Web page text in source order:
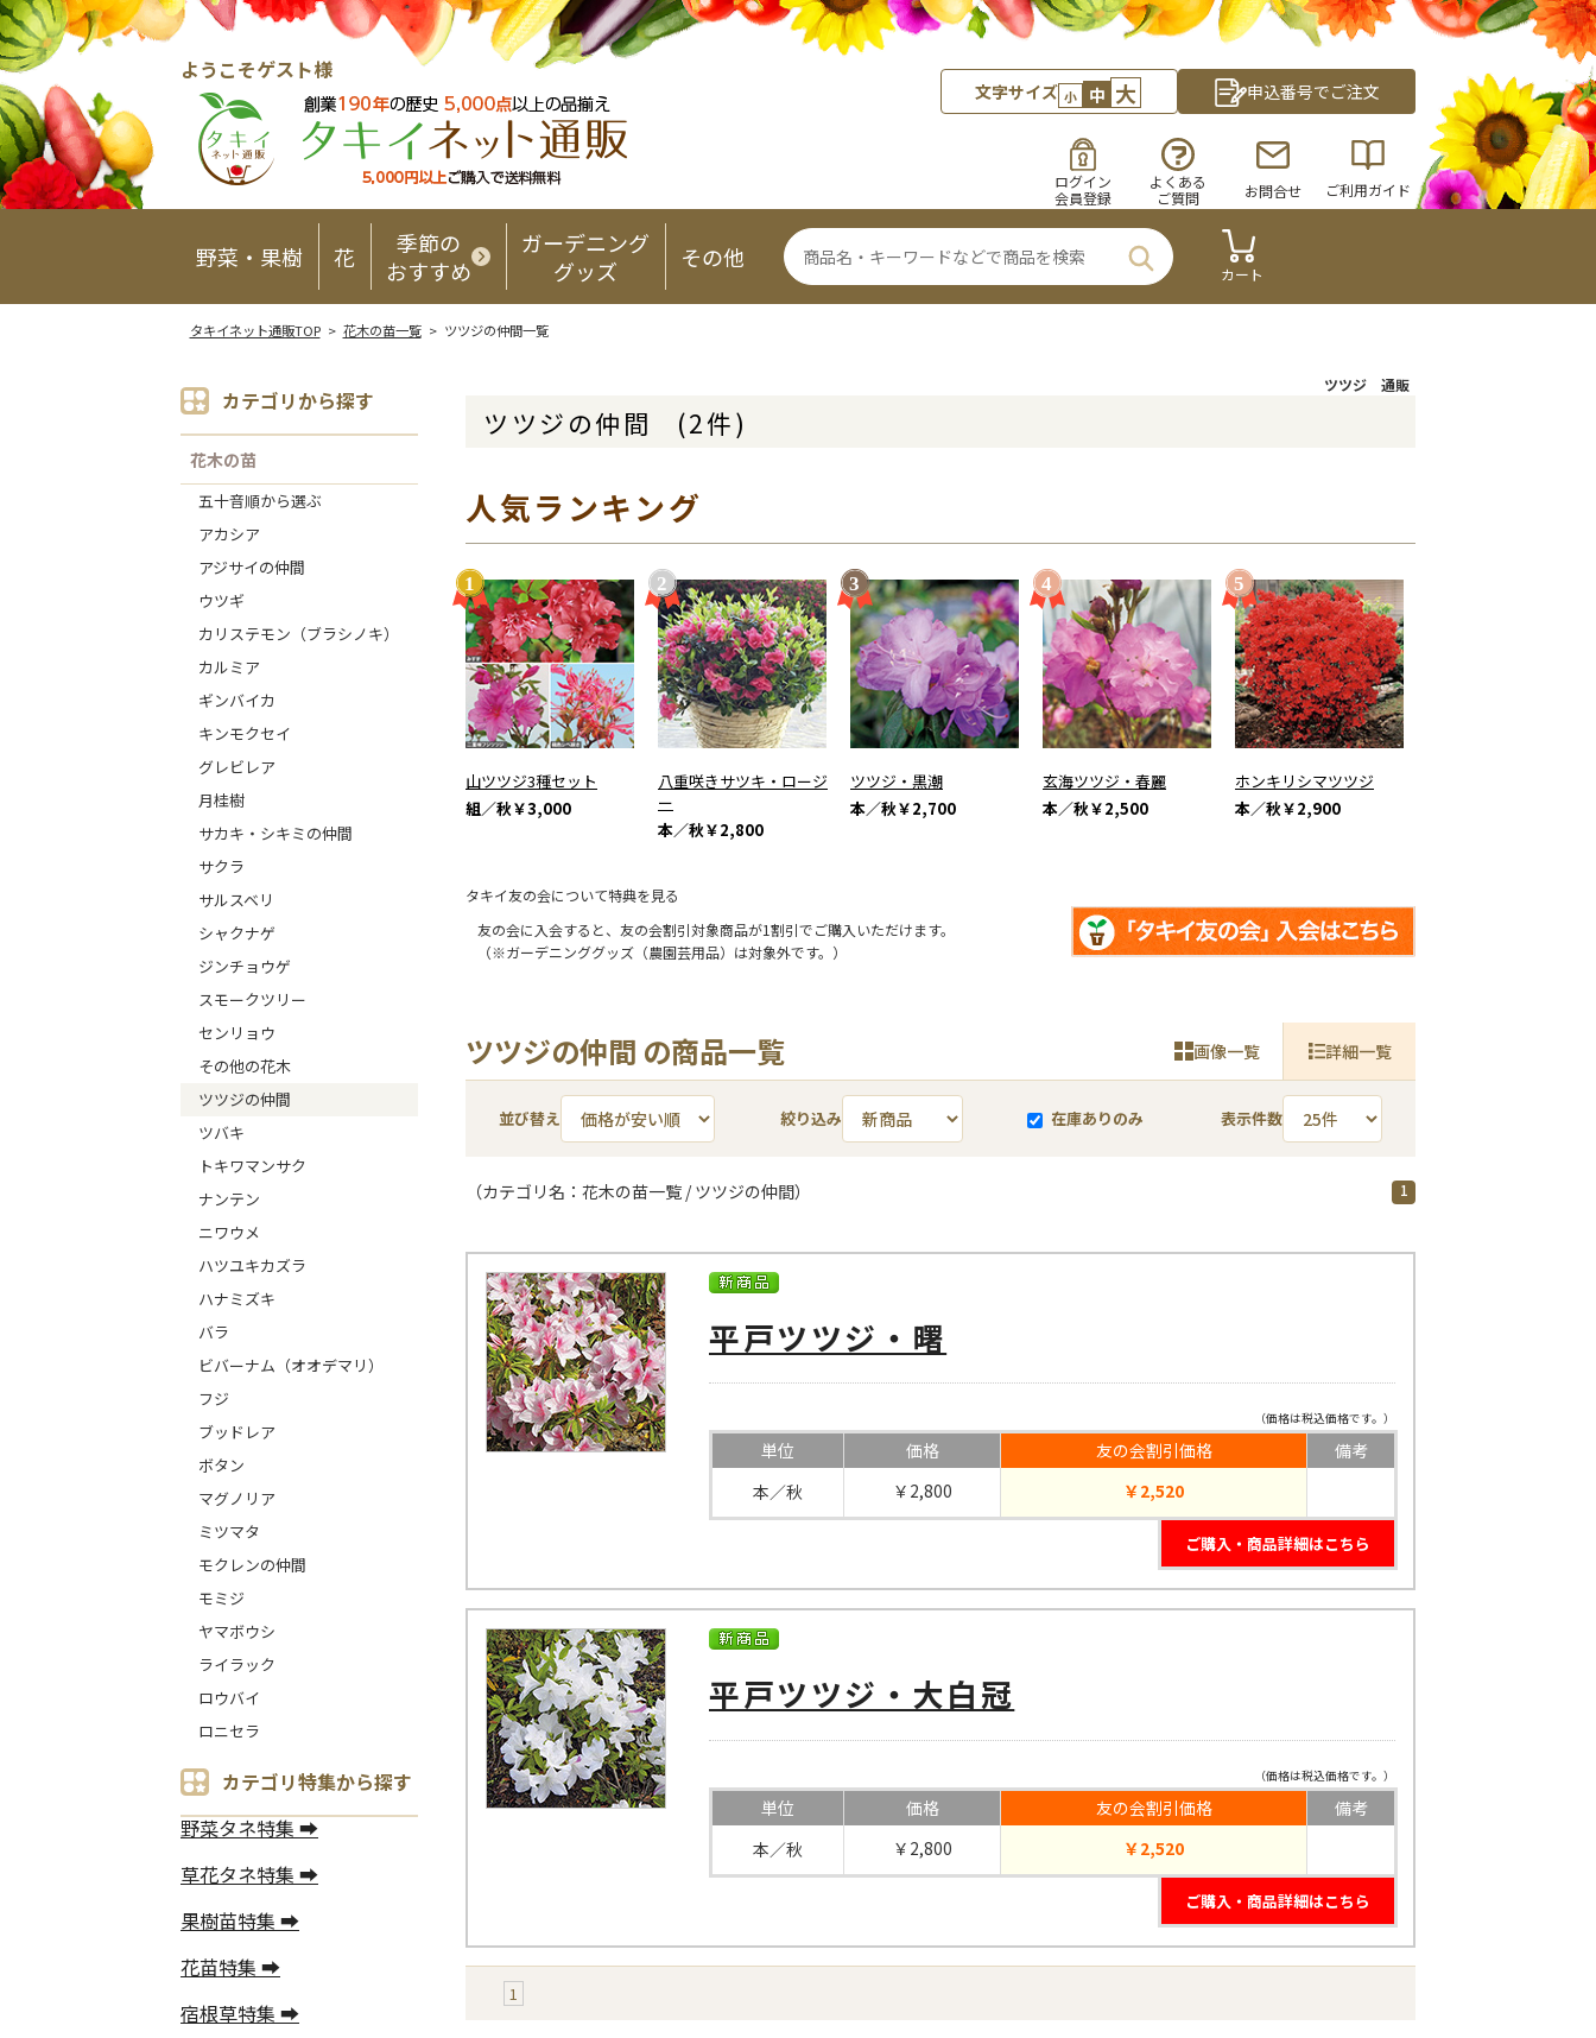
ようこそゲスト様
文字サイズ 小 中 大 申込番号でご注文
ログイン
会員登録
よくある
ご質問
お問合せ ご利用ガイド
野菜・果樹 花
季節の
おすすめ
ガーデニング
グッズ
その他
カート
タキイネット通販TOP> 花木の苗一覧> ツツジの仲間一覧
カテゴリから探す
花木の苗
五十音順から選ぶ
アカシア
アジサイの仲間
ウツギ
カリステモン（ブラシノキ）
カルミア
ギンバイカ
キンモクセイ
グレビレア
月桂樹
サカキ・シキミの仲間
サクラ
サルスベリ
シャクナゲ
ジンチョウゲ
スモークツリー
センリョウ
その他の花木
ツツジの仲間
ツバキ
トキワマンサク
ナンテン
ニワウメ
ハツユキカズラ
ハナミズキ
バラ
ビバーナム（オオデマリ）
フジ
ブッドレア
ボタン
マグノリア
ミツマタ
モクレンの仲間
モミジ
ヤマボウシ
ライラック
ロウバイ
ロニセラ
カテゴリ特集から探す
野菜タネ特集 ➡
草花タネ特集 ➡
果樹苗特集 ➡
花苗特集 ➡
宿根草特集 ➡
ツツジ 通販
ツツジの仲間 (2件)
人気ランキング
山ツツジ3種セット
組／秋￥3,000
八重咲きサツキ・ロージ
ー
本／秋￥2,800
ツツジ・黒潮
本／秋￥2,700
玄海ツツジ・春麗
本／秋￥2,500
ホンキリシマツツジ
本／秋￥2,900
タキイ友の会について特典を見る
友の会に入会すると、友の会割引対象商品が1割引でご購入いただけます。
（※ガーデニンググッズ（農園芸用品）は対象外です。）
ツツジの仲間 の商品一覧 画像一覧 詳細一覧
並び替え 絞り込み 在庫ありのみ 表示件数
（カテゴリ名：花木の苗一覧 / ツツジの仲間） 1
平戸ツツジ・曙
（価格は税込価格です。）
単位 価格 友の会割引価格
備考
本／秋
￥2,800 ￥2,520
ご購入・商品詳細はこちら
平戸ツツジ・大白冠
（価格は税込価格です。）
単位 価格 友の会割引価格
備考
本／秋
￥2,800 ￥2,520
ご購入・商品詳細はこちら
1